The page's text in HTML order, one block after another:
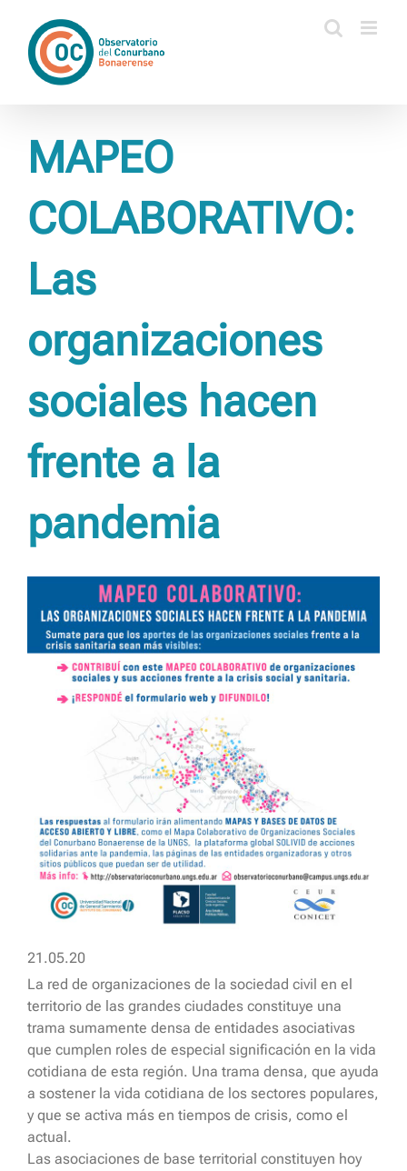
contenido
MAPEO
COLABORATIVO:
Las
organizaciones
sociales hacen
frente a la
pandemia
21.05.20
La red de organizaciones de la sociedad civil en el
territorio de las grandes ciudades constituye una
trama sumamente densa de entidades asociativas
que cumplen roles de especial significación en la vida
cotidiana de esta región. Una trama densa, que ayuda
a sostener la vida cotidiana de los sectores populares,
y que se activa más en tiempos de crisis, como el
actual.
Las asociaciones de base territorial constituyen hoy